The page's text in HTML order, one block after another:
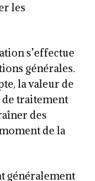
les
s’effectue
générales.
la valeur de
de traitement
des
de la
généralement